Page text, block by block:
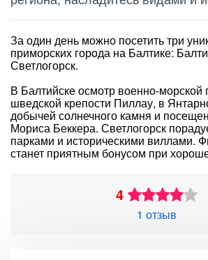
За один день можно посетить три
приморских города на Балтике:
Светлогорск.
В Балтийске осмотр военно-морской
шведской крепости Пиллау, в
добычей солнечного камня и
Мориса Беккера. Светлогорск
парками и историческими виллами.
станет приятным бонусом при
4
1 отзыв